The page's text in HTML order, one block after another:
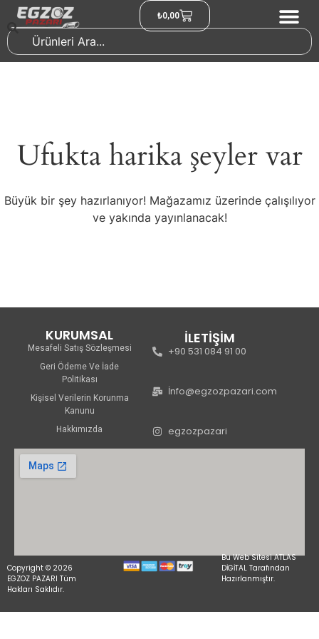
₺0,00
Ufukta harika şeyler var
Büyük bir şey hazırlanıyor! Mağazamız üzerinde çalışılıyor
ve yakında yayınlanacak!
KURUMSAL
Mesafeli Satış Sözleşmesi
Geri Ödeme Ve İade
Politikası
Kişisel Verilerin Korunma
Kanunu
Hakkımızda
İLETİŞİM
+90 531 084 91 00
İnfo@egzozpazari.com
egzozpazari
Copyright © 2026
EGZOZ PAZARI Tüm
Hakları Saklıdır.
Bu Web Sitesi ATLAS
DİGİTAL Tarafından
Hazırlanmıştır.